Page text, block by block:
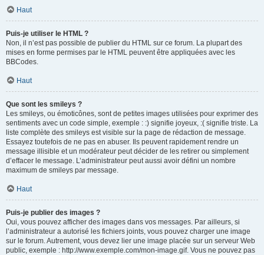
Haut
Puis-je utiliser le HTML ?
Non, il n’est pas possible de publier du HTML sur ce forum. La plupart des
mises en forme permises par le HTML peuvent être appliquées avec les
BBCodes.
Haut
Que sont les smileys ?
Les smileys, ou émoticônes, sont de petites images utilisées pour exprimer des
sentiments avec un code simple, exemple : :) signifie joyeux, :( signifie triste. La
liste complète des smileys est visible sur la page de rédaction de message.
Essayez toutefois de ne pas en abuser. Ils peuvent rapidement rendre un
message illisible et un modérateur peut décider de les retirer ou simplement
d’effacer le message. L’administrateur peut aussi avoir défini un nombre
maximum de smileys par message.
Haut
Puis-je publier des images ?
Oui, vous pouvez afficher des images dans vos messages. Par ailleurs, si
l’administrateur a autorisé les fichiers joints, vous pouvez charger une image
sur le forum. Autrement, vous devez lier une image placée sur un serveur Web
public, exemple : http://www.exemple.com/mon-image.gif. Vous ne pouvez pas